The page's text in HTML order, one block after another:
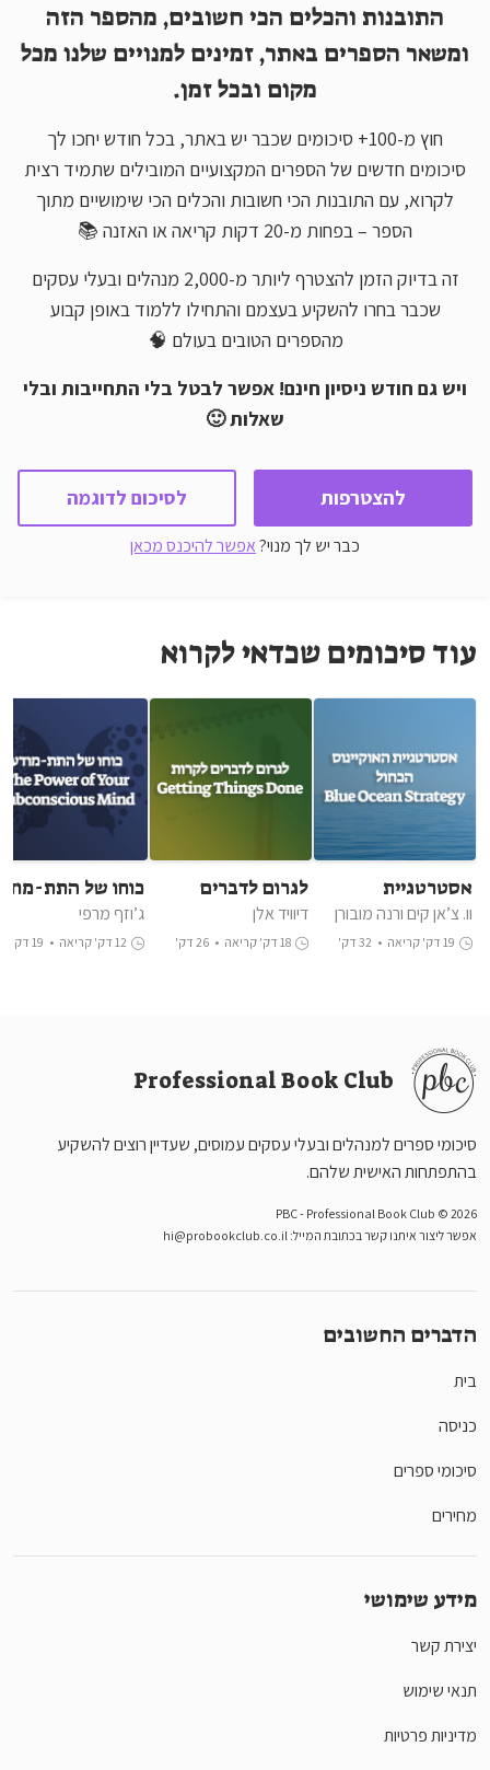
התובנות והכלים הכי חשובים, מהספר הזה
ומשאר הספרים באתר, זמינים למנויים שלנו מכל
מקום ובכל זמן.
חוץ מ-100+ סיכומים שכבר יש באתר, בכל חודש יחכו לך
סיכומים חדשים של הספרים המקצועיים המובילים שתמיד רצית
לקרוא, עם התובנות הכי חשובות והכלים הכי שימושיים מתוך
הספר – בפחות מ-20 דקות קריאה או האזנה 📚
זה בדיוק הזמן להצטרף ליותר מ-2,000 מנהלים ובעלי עסקים
שכבר בחרו להשקיע בעצמם והתחילו ללמוד באופן קבוע
מהספרים הטובים בעולם 🧠
ויש גם חודש ניסיון חינם! אפשר לבטל בלי התחייבות ובלי
שאלות 🙂
להצטרפות לסיכום לדוגמה
כבר יש לך מנוי?אפשר להיכנס מכאן
עוד סיכומים שכדאי לקרוא
אסטרטגיית
האוקיינוס הכחול
וו. צ’אן קים ורנה מובורן
•
32 דק'
לגרום לדברים
לקרות
דיוויד אלן
•
26 דק'
כוחו של התת-
ג’וזף מרפי
•
19 דק'
Professional Book Club
סיכומי ספרים למנהלים ובעלי עסקים עמוסים, שעדיין רוצים להשקיע
בהתפתחות האישית שלהם.
PBC - Professional Book Club © 2026
אפשר ליצור איתנו קשר בכתובת המייל: hi@probookclub.co.il
הדברים החשובים
בית
כניסה
סיכומי ספרים
מחירים
מידע שימושי
יצירת קשר
תנאי שימוש
מדיניות פרטיות